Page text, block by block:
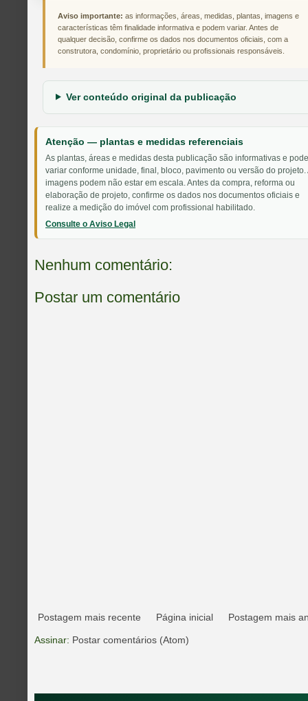
Aviso importante: as informações, áreas, medidas, plantas, imagens e
características têm finalidade informativa e podem variar. Antes de
qualquer decisão, confirme os dados nos documentos oficiais, com a
construtora, condomínio, proprietário ou profissionais responsáveis.
Ver conteúdo original da publicação
Atenção — plantas e medidas referenciais
As plantas, áreas e medidas desta publicação são informativas e
variar conforme unidade, final, bloco, pavimento ou versão do projeto.
imagens podem não estar em escala. Antes da compra, reforma ou
elaboração de projeto, confirme os dados nos documentos oficiais e
realize a medição do imóvel com profissional habilitado.
Consulte o Aviso Legal
Nenhum comentário:
Postar um comentário
Postagem mais recente Postagem mais
Página inicial
Assinar: Postar comentários (Atom)